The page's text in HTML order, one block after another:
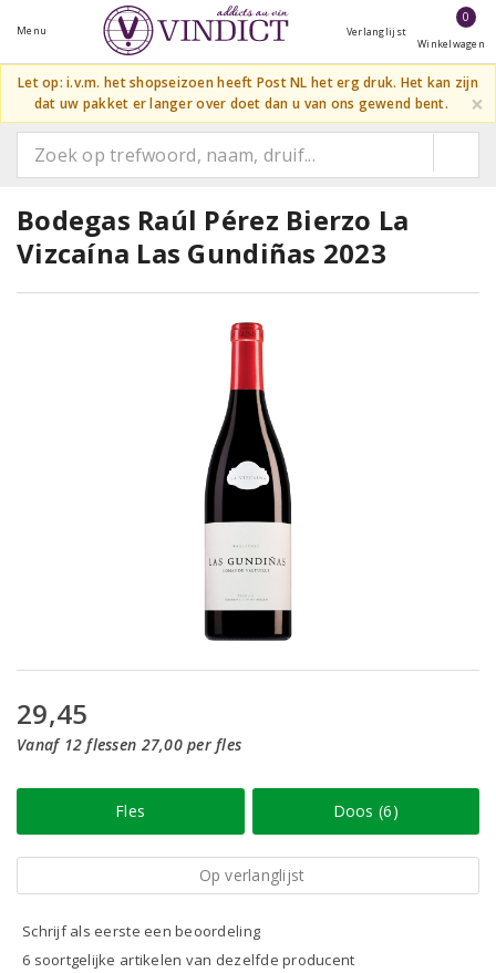
Menu Verlanglijst
0
Winkelwagen
Let op: i.v.m. het shopseizoen heeft Post NL het erg druk. Het kan zijn
dat uw pakket er langer over doet dan u van ons gewend bent.
×
Bodegas Raúl Pérez Bierzo La
Vizcaína Las Gundiñas 2023
29,45
Vanaf 12 flessen 27,00 per fles
Fles Doos (6)
Op verlanglijst
Schrijf als eerste een beoordeling
6 soortgelijke artikelen van dezelfde producent